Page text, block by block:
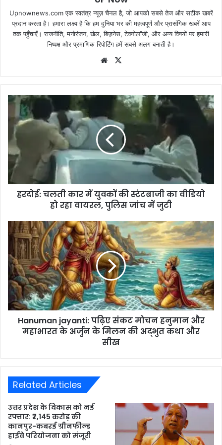
Upnownews.com एक स्वतंत्र न्यूज़ चैनल है, जो आपको सबसे तेज और सटीक खबरें
प्रदान करता है। हमारा लक्ष्य है कि हम दुनिया भर की महत्वपूर्ण और प्रासंगिक खबरें आप
तक पहुँचाएँ। राजनीति, मनोरंजन, खेल, बिज़नेस, टेक्नोलॉजी, और अन्य विषयों पर हमारी
निष्पक्ष और प्रमाणिक रिपोर्टिंग हमें सबसे अलग बनाती है।
Website
हरदोई: चलती कार में युवकों की स्टंटबाजी का वीडियो
हो रहा वायरल, पुलिस जांच में जुटी
Hanuman jayanti: पढ़िए संकट मोचन हनुमान और
महाभारत के अर्जुन के मिलन की अद्भुत कथा और
सीख
Related Articles
उत्तर प्रदेश के विकास को नई
रफ्तार: ₹7,145 करोड़ की
कानपुर-कबरई ग्रीनफील्ड
हाईवे परियोजना को मंजूरी